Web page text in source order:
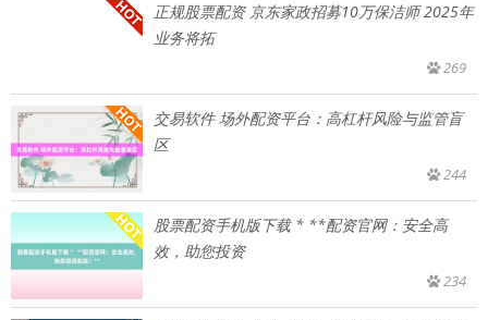
正规股票配资 京东家政招募10万保洁师 2025年
业务将拓
269
交易软件 场外配资平台：高杠杆风险与监管盲
区
244
股票配资手机版下载 * **配资官网：安全高
效，助您投资
234